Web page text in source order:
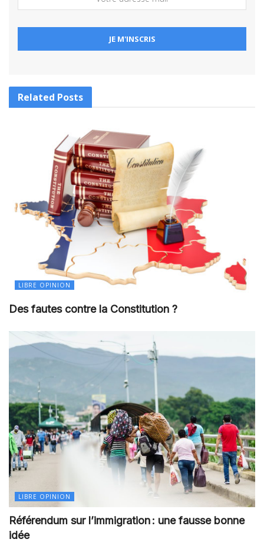
Related Posts
LIBRE OPINION
Des fautes contre la Constitution ?
LIBRE OPINION
Référendum sur l’immigration : une fausse bonne
idée